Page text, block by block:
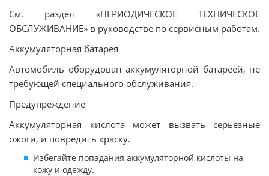
См. раздел «ПЕРИОДИЧЕСКОЕ ТЕХНИЧЕСКОЕ
ОБСЛУЖИВАНИЕ» в руководстве по сервисным работам.
Аккумуляторная батарея
Автомобиль оборудован аккумуляторной батареей, не
требующей специального обслуживания.
Предупреждение
Аккумуляторная кислота может вызвать серьезные
ожоги, и повредить краску.
Избегайте попадания аккумуляторной кислоты на
кожу и одежду.